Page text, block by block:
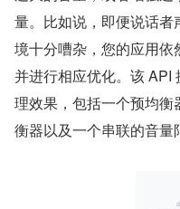
量。比如说，即便说话
境十分嘈杂，您的应用依
并进行相应优化。该 API
理效果，包括一个预均
衡器以及一个串联的音量